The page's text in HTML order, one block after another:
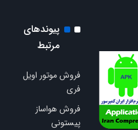
پیوندهای
مرتبط
فروش موتور اویل
فری
فروش هواساز
پیستونی